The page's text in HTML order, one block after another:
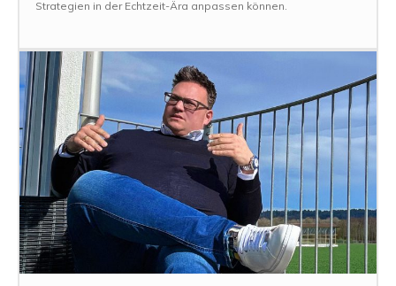
Strategien in der Echtzeit-Ära anpassen können.